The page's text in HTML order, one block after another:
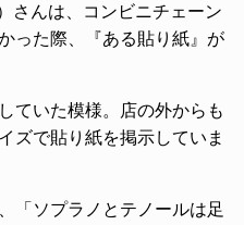
さんは、コンビニチェーン
った際、『ある貼り紙』が
ていた模様。店の外からも
ズで貼り紙を掲示していま
「ソプラノとテノールは足